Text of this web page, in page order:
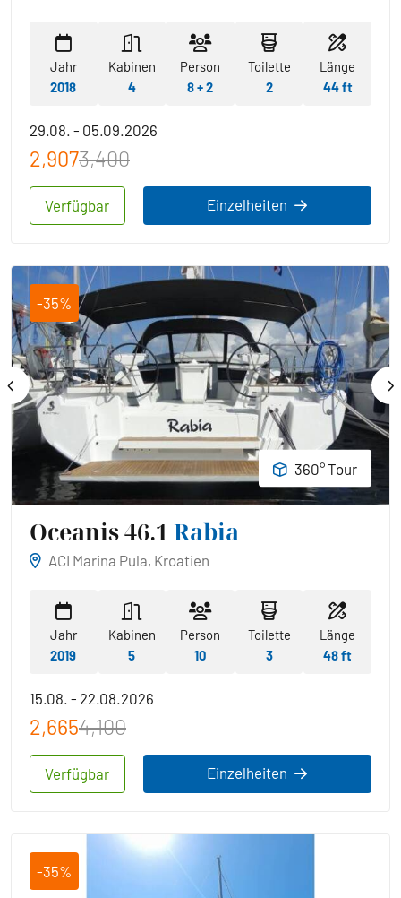
Jahr
2018
Kabinen
4
Person
8 + 2
Toilette
2
Länge
44 ft
Verfügbar
29.08. - 05.09.2026
2,9073,400
Einzelheiten
-35%
Oceanis 46.1 Rabia
ACI Marina Pula, Kroatien
Jahr
2019
Kabinen
5
Person
10
Toilette
3
Länge
48 ft
360° Tour
Verfügbar
15.08. - 22.08.2026
2,6654,100
Einzelheiten
-35%